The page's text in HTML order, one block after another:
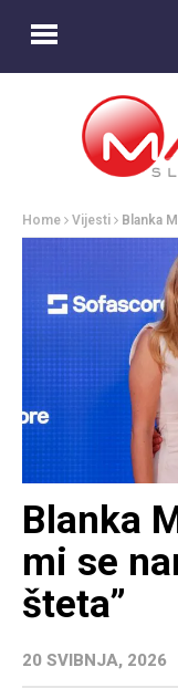
Home Vijesti Blanka
Blanka
mi se
šteta”
20 SVIBNJA, 2026